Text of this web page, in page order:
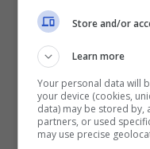
tubolare,
frenante Alcon,
sospensioni
braccio oscillante
regolabili, oltre
Store and/or
Learn more
Your personal data will
your device (cookies,
data) may be stored by,
partners, or used
may use precise